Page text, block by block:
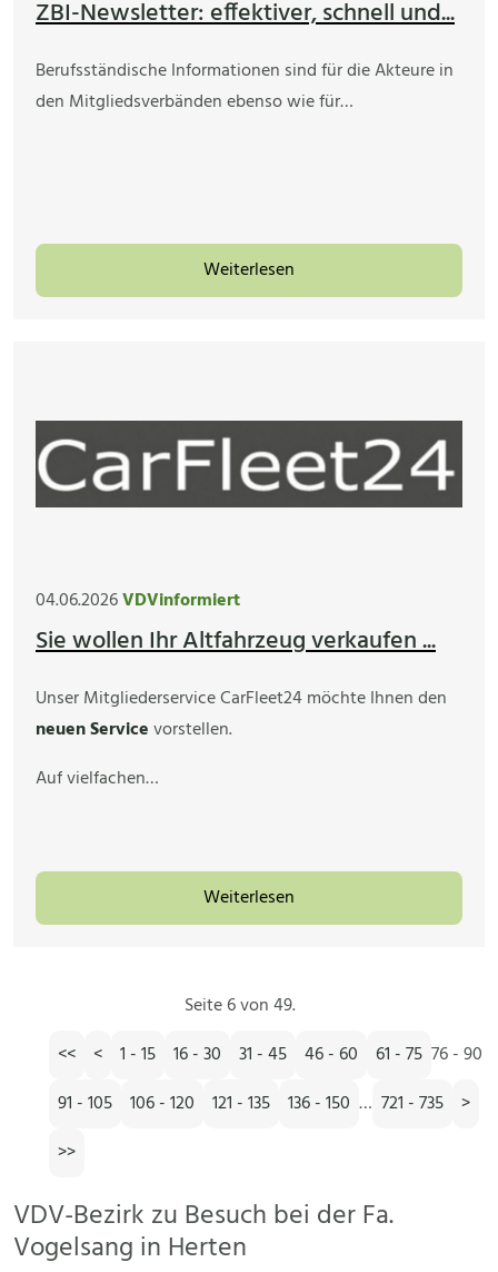
ZBI-Newsletter: effektiver, schnell und...
Berufsständische Informationen sind für die Akteure in
den Mitgliedsverbänden ebenso wie für…
Weiterlesen
04.06.2026VDVinformiert
Sie wollen Ihr Altfahrzeug verkaufen ...
Unser Mitgliederservice CarFleet24 möchte Ihnen den
neuen Servicevorstellen.
Auf vielfachen…
Weiterlesen
Seite 6 von 49.
<<
< 1 - 15 16 - 30 31 - 45 46 - 60 61 - 75 76 - 90
91 - 105
106 - 120 121 - 135 136 - 150 … 721 - 735
>
>>
VDV-Bezirk zu Besuch bei der Fa.
Vogelsang in Herten